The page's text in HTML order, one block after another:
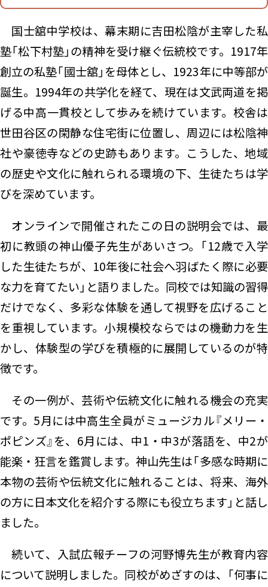
国士舘中学校は、幕末期に吉田松陰が主宰した私
塾「松下村塾」の精神を受け継ぐ伝統校です。1917年
創立の私塾「國士舘」を母体とし、1923年に中等部が
誕生。1994年の共学化を経て、現在は文武両道を掲
げる中高一貫校として歩みを続けています。校舎は
世田谷区の閑静な住宅街に位置し、周辺には松陰神
社や豪徳寺などの史跡もあります。こうした、地域
の歴史や文化に触れられる環境の下、生徒たちは学
びを深めています。
オンラインで開催されたこの日の説明会では、最
初に教頭の神山優子先生があいさつ。「12歳で入学
した生徒たちが、10年後に社会へ羽ばたく際に必要
な力を育てたい」と語りました。同校では知識の習得
だけでなく、多彩な体験を通して視野を広げること
を重視しています。小規模校ならではの機動力を生
かし、体験型の学びを積極的に展開しているのが特
徴です。
その一例が、芸術や伝統文化に触れる機会の充実
です。5月には中高生全員がミュージカル『メリー・
ポピンズ』を、6月には、中1・中3が落語を、中2が
能楽・狂言を鑑賞します。神山先生は「多感な時期に
本物の芸術や伝統文化に触れることは、将来、海外
の方に日本文化を紹介する際にも役立ちます」と話し
ました。
続いて、入試広報チーフの河野博先生が教育内容
について説明しました。同校がめざすのは、「何事に